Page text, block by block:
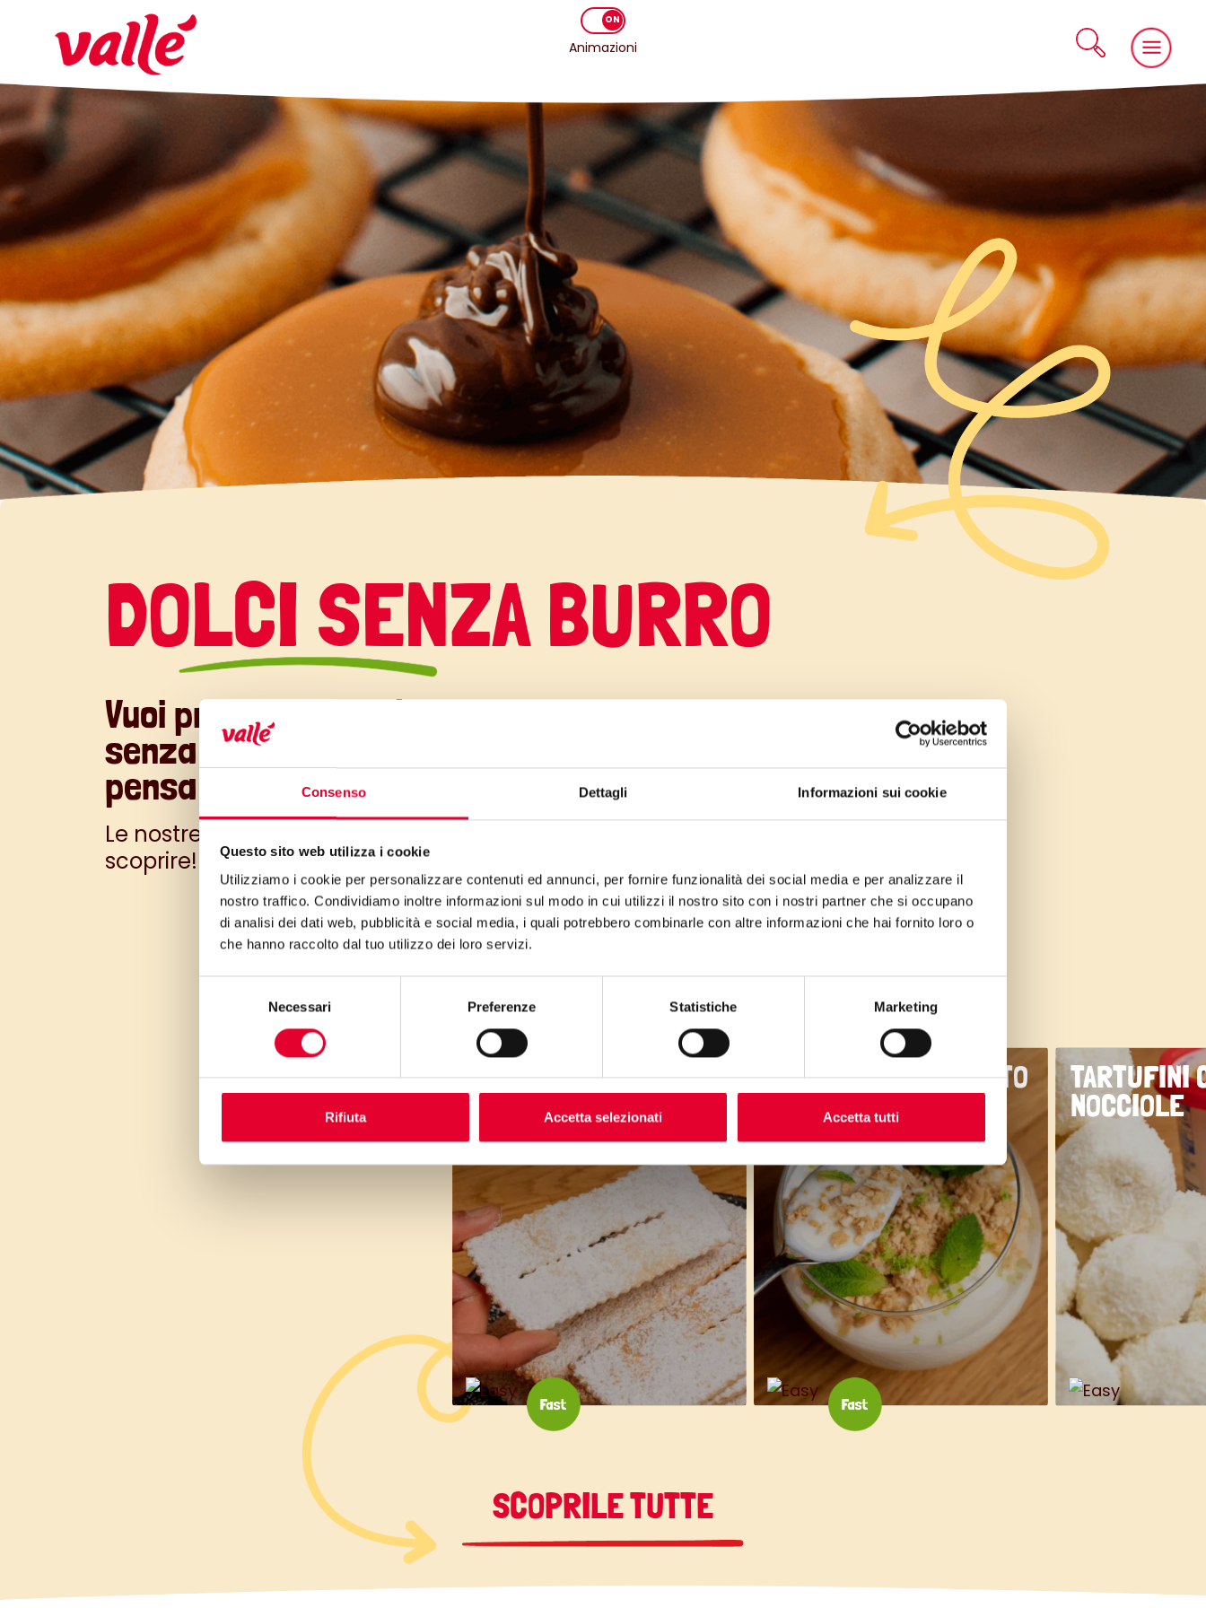
Consenso Dettagli Informazioni sui cookie
Questo sito web utilizza i cookie
Utilizziamo i cookie per personalizzare contenuti ed annunci, per fornire funzionalità dei social media e per analizzare il
nostro traffico. Condividiamo inoltre informazioni sul modo in cui utilizzi il nostro sito con i nostri partner che si occupano
di analisi dei dati web, pubblicità e social media, i quali potrebbero combinarle con altre informazioni che hai fornito loro o
che hanno raccolto dal tuo utilizzo dei loro servizi.
Necessari Preferenze Statistiche Marketing
Rifiuta Accetta selezionati Accetta tutti
Animazioni
DOLCI SENZA BURRO
Vuoi preparare qualcosa di soffice e sfizioso, ma
senza usare del burro per restare più leggeri? A te ci
pensa Vallé!
Le nostre ricette ti aspettano, per un mondo di gusto e morbidezza tutto da
scoprire!
Cerca
CHIACCHIERE
LEGGERE AL FORNO
BICCHIERINI DI MOJITO
CREMOSO
TARTUFINI
NOCCIOLE
SCOPRILE TUTTE